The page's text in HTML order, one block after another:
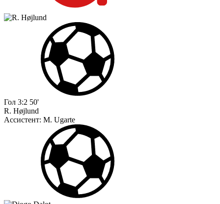
Гол 3:2 50'
R. Højlund
Ассистент: M. Ugarte